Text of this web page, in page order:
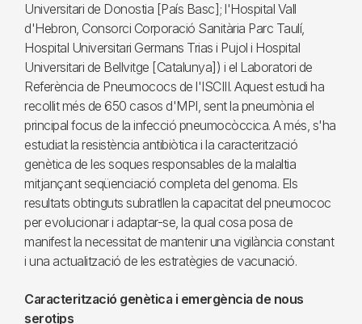
Universitari de Donostia [País Basc]; l'Hospital Vall
d'Hebron, Consorci Corporació Sanitària Parc Taulí,
Hospital Universitari Germans Trias i Pujol i Hospital
Universitari de Bellvitge [Catalunya]) i el Laboratori de
Referència de Pneumococs de l'ISCIII. Aquest estudi ha
recollit més de 650 casos d'MPI, sent la pneumònia el
principal focus de la infecció pneumocòccica. A més, s'ha
estudiat la resistència antibiòtica i la caracterització
genètica de les soques responsables de la malaltia
mitjançant seqüenciació completa del genoma. Els
resultats obtinguts subratllen la capacitat del pneumococ
per evolucionar i adaptar-se, la qual cosa posa de
manifest la necessitat de mantenir una vigilància constant
i una actualització de les estratègies de vacunació.
Caracterització genètica i emergència de nous
serotips